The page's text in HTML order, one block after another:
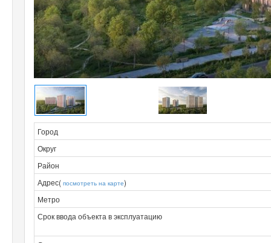
Город
Округ
Район
Адрес( посмотреть на карте)
Метро
Срок ввода объекта в эксплуатацию